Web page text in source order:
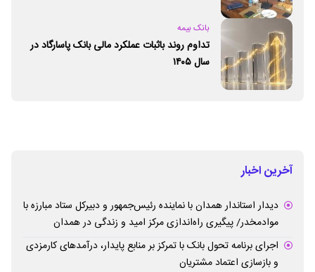
بانک بیمه
تداوم روند باثبات عملکرد مالی بانک پاسارگاد در
سال ۱۴۰۵
آخرین اخبار
دیدار استاندار همدان با نماینده رئیس‌جمهور و دبیرکل ستاد مبارزه با
موادمخدر/ پیگیری راه‌اندازی مرکز امید و زندگی در همدان
اجرای برنامه تحول بانک با تمرکز بر منابع پایدار، درآمدهای کارمزدی
و بازسازی اعتماد مشتریان